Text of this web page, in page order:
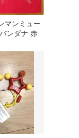
マンミュー
ンダナ 赤